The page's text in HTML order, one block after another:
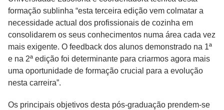
formação sublinha “esta terceira edição vem colmatar a
necessidade actual dos profissionais de cozinha em
consolidarem os seus conhecimentos numa área cada vez
mais exigente. O feedback dos alunos demonstrado na 1ª
e na 2ª edição foi determinante para criarmos agora mais
uma oportunidade de formação crucial para a evolução
nesta carreira”.
Os principais objetivos desta pós-graduação prendem-se